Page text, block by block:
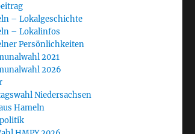
– Lokalgeschichte
– Lokalinfos
Persönlichkeiten
2021
2026
Niedersachsen
Hameln